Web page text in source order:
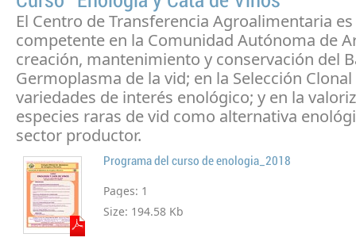
El Centro de Transferencia Agroalimentaria
competente en la Comunidad Autónoma de
creación, mantenimiento y conservación del
Germoplasma de la vid; en la Selección Clonal
variedades de interés enológico; y en la
especies raras de vid como alternativa
sector productor.
Programa del curso de enologia_2018
Pages: 1
Size: 194.58 Kb